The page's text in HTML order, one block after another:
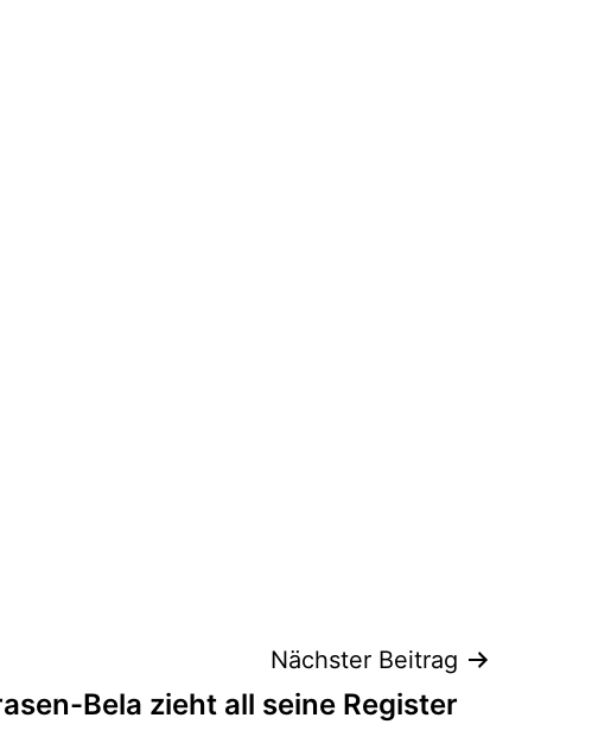
Nächster Beitrag
Bela zieht all seine Register